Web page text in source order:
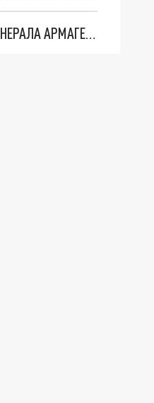
ТРИ ГЛАВНЫХ ИНСАЙДА ОБ СВО. ОТМЕНА МОБИЛИЗАЦИИ И ВОЗВРАЩЕНИЕ "ГЕНЕРАЛА АРМАГЕДДОНА"? ОТЛИЧНЫЕ НОВОСТИ, КОТОРЫЕ ЖДАЛИ ВСЕ